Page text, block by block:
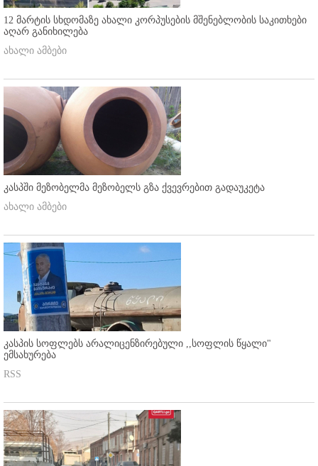
12 მარტის სხდომაზე ახალი კორპუსების მშენებლობის საკითხები
აღარ განიხილება
ახალი ამბები
კასპში მეზობელმა მეზობელს გზა ქვევრებით გადაუკეტა
ახალი ამბები
კასპის სოფლებს არალიცენზირებული ,,სოფლის წყალი"
ემსახურება
RSS